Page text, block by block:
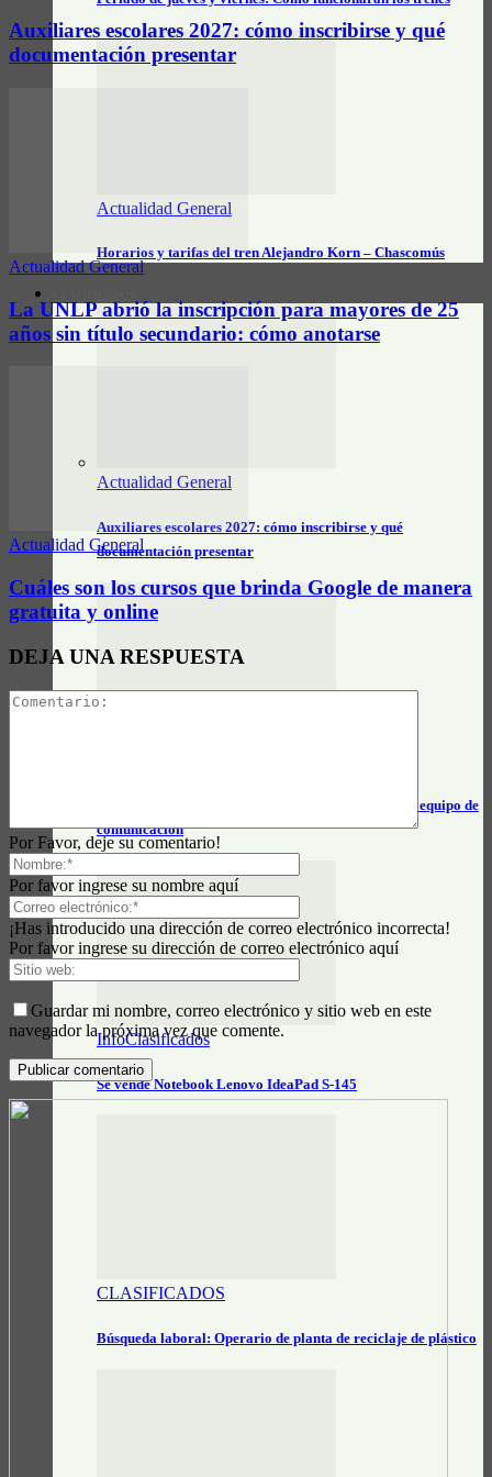
Actualidad General
Horarios y tarifas del tren Alejandro Korn – Chascomús
Actualidad General
Auxiliares escolares 2027: cómo inscribirse y qué
documentación presentar
Buscan realizador/a audiovisual para sumarse a un equipo de
comunicación
InfoClasificados
Se vende Notebook Lenovo IdeaPad S-145
CLASIFICADOS
Búsqueda laboral: Operario de planta de reciclaje de plástico
Auxiliares escolares 2027: cómo inscribirse y qué
documentación presentar
Actualidad General
La UNLP abrió la inscripción para mayores de 25
años sin título secundario: cómo anotarse
Actualidad General
Cuáles son los cursos que brinda Google de manera
gratuita y online
DEJA UNA RESPUESTA
Por Favor, deje su comentario!
Por favor ingrese su nombre aquí
¡Has introducido una dirección de correo electrónico incorrecta!
Por favor ingrese su dirección de correo electrónico aquí
Guardar mi nombre, correo electrónico y sitio web en este
navegador la próxima vez que comente.